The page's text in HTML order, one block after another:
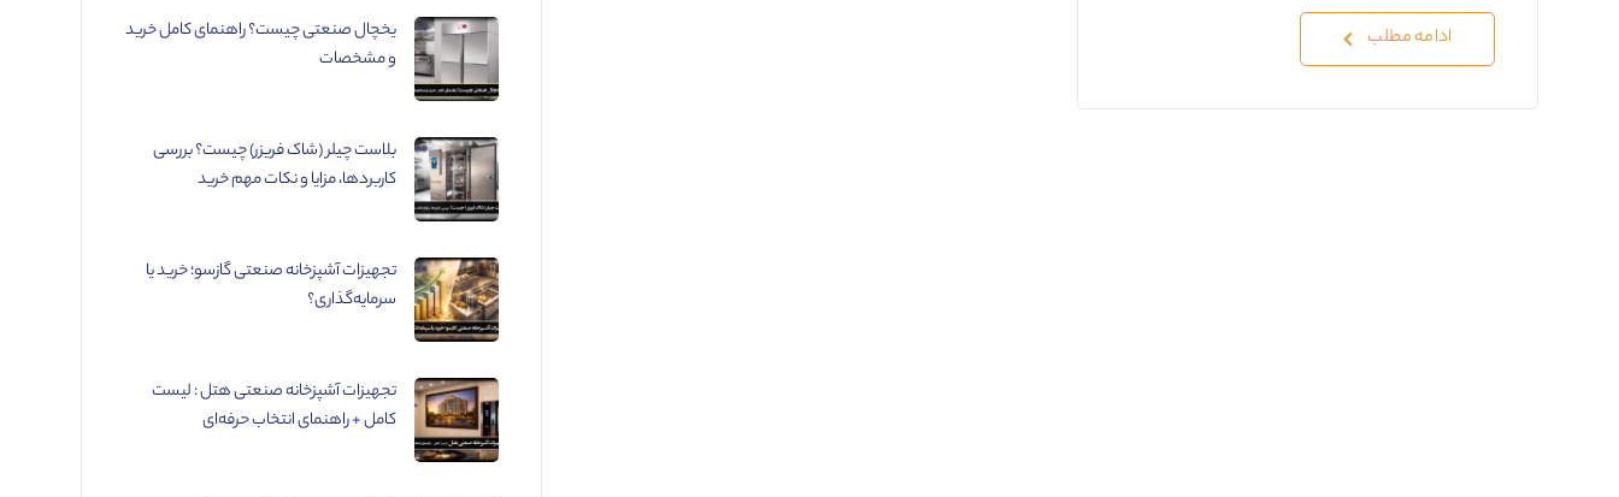
ادامه مطلب
یخچال صنعتی چیست؟ راهنمای کامل خرید
و مشخصات
بلاست چیلر (شاک فریزر) چیست؟ بررسی
کاربردها، مزایا و نکات مهم خرید
تجهیزات آشپزخانه صنعتی گازسو؛ خرید یا
سرمایه‌گذاری؟
تجهیزات آشپزخانه صنعتی هتل : لیست
کامل + راهنمای انتخاب حرفه‌ای